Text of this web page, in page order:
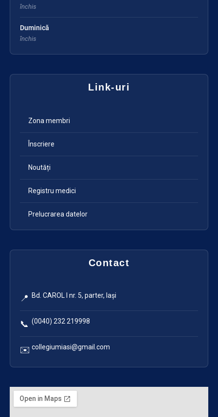
închis
Duminică
închis
Link-uri
Zona membri
Înscriere
Noutăți
Registru medici
Prelucrarea datelor
Contact
📍 Bd. CAROL I nr. 5, parter, Iași
📞 (0040) 232 219998
✉️ collegiumiasi@gmail.com